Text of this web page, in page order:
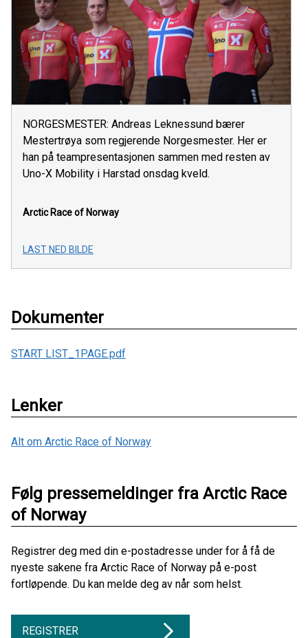
NORGESMESTER: Andreas Leknessund bærer
Mestertrøya som regjerende Norgesmester. Her er
han på teampresentasjonen sammen med resten av
Uno-X Mobility i Harstad onsdag kveld.
Arctic Race of Norway
LAST NED BILDE
Dokumenter
START LIST_1PAGE.pdf
Lenker
Alt om Arctic Race of Norway
Følg pressemeldinger fra Arctic Race
of Norway
Registrer deg med din e-postadresse under for å få de
nyeste sakene fra Arctic Race of Norway på e-post
fortløpende. Du kan melde deg av når som helst.
REGISTRER